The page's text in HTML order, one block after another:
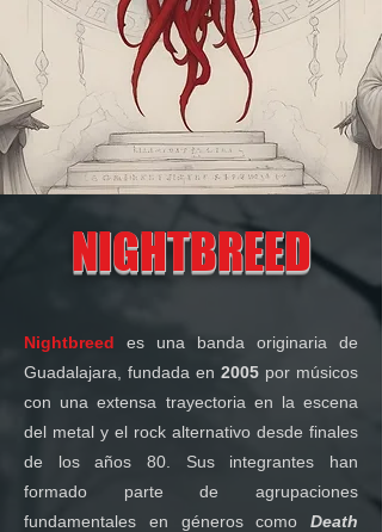
NIGHTBREED
Nightbreed es una banda originaria de
Guadalajara, fundada en 2005 por músicos
con una extensa trayectoria en la escena
del metal y el rock alternativo desde finales
de los años 80. Sus integrantes han
formado parte de agrupaciones
fundamentales en géneros como Death